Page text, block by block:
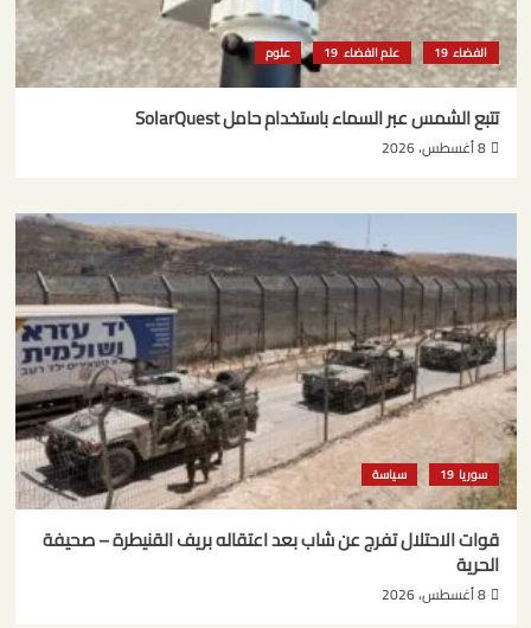
الفضاء علم الفضاء علوم
تتبع الشمس عبر السماء باستخدام حامل SolarQuest
8 أغسطس، 2026
سوريا سياسة
قوات الاحتلال تفرج عن شاب بعد اعتقاله بريف القنيطرة – صحيفة
الحرية
8 أغسطس، 2026